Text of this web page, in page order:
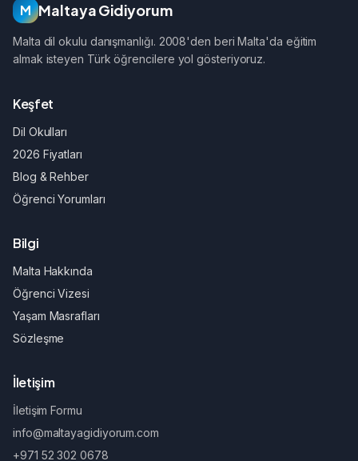
M Maltaya Gidiyorum
Malta dil okulu danışmanlığı. 2008'den beri Malta'da eğitim
almak isteyen Türk öğrencilere yol gösteriyoruz.
Keşfet
Dil Okulları
2026 Fiyatları
Blog & Rehber
Öğrenci Yorumları
Bilgi
Malta Hakkında
Öğrenci Vizesi
Yaşam Masrafları
Sözleşme
İletişim
İletişim Formu
info@maltayagidiyorum.com
+971 52 302 0678